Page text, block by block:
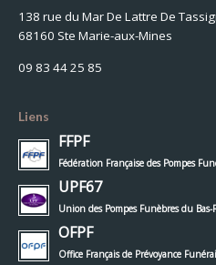
138 rue du Mar De Lattre De
68160 Ste Marie-aux-Mines
09 83 44 25 85
Liens
FFPF
Fédération Française des Pompes
UPF67
Union des Pompes Funèbres du
OFPF
Office Français de Prévoyance